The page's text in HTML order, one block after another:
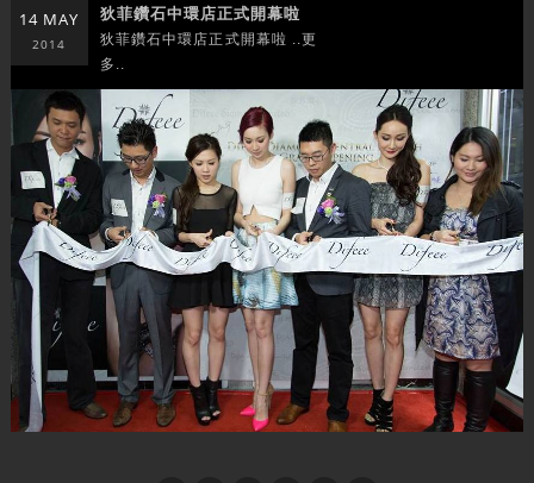
14 MAY
2014
狄菲鑽石中環店正式開幕啦
狄菲鑽石中環店正式開幕啦 ..更
多..